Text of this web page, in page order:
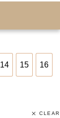
14
14
15
15
16
16
CLEAR